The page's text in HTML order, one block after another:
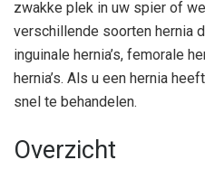
zwakke plek in uw spier of
verschillende soorten hernia
inguinale hernia’s, femorale
hernia’s. Als u een hernia
snel te behandelen.
Overzicht